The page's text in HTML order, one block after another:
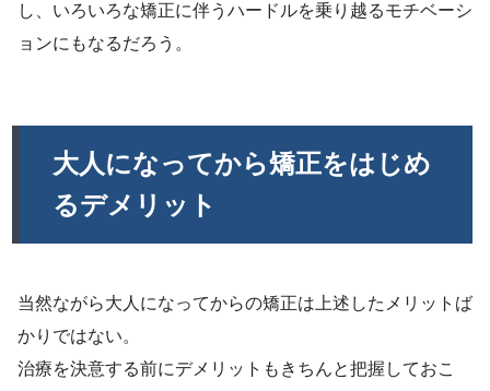
し、いろいろな矯正に伴うハードルを乗り越るモチベーシ
ョンにもなるだろう。
大人になってから矯正をはじめ
るデメリット
当然ながら大人になってからの矯正は上述したメリットば
かりではない。
治療を決意する前にデメリットもきちんと把握しておこ